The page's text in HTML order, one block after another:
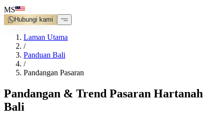
MS
Hubungi kami
Laman Utama
/
Panduan Bali
/
Pandangan Pasaran
Pandangan & Trend Pasaran Hartanah
Bali